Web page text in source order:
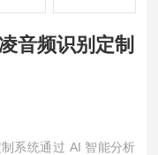
音频识别定制
系统通过 AI 智能分析